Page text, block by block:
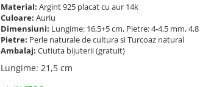
Material: Argint 925 placat cu aur 14k
Culoare: Auriu
Dimensiuni: Lungime: 16,5+5 cm, Pietre: 4-4,5 mm,
Pietre: Perle naturale de cultura si Turcoaz natural
Ambalaj: Cutiuta bijuterii (gratuit)
Lungime: 21,5 cm